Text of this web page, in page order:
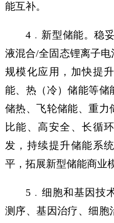
能互补。
4﹒新型储能。稳
液混合/全固态锂离子电
规模化应用，加快提
能、热（冷）储能等储
储热、飞轮储能、重力
比能、高安全、长循
发，持续提升储能系
平，拓展新型储能商业
5﹒细胞和基因技
测序、基因治疗、细胞